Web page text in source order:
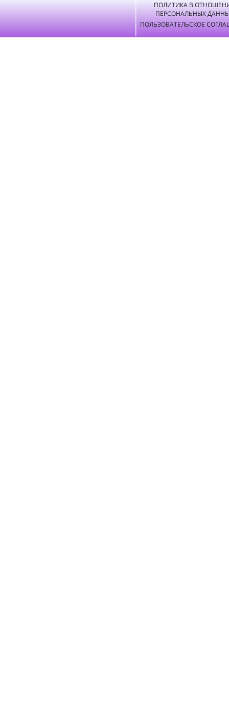
ПОЛИТИКА В
ПЕРСОНАЛЬНЫХ
ПОЛЬЗОВАТЕЛЬСКОЕ